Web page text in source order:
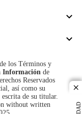
los Términos y
Información de
Reservados
así como su
de su titular.
without written